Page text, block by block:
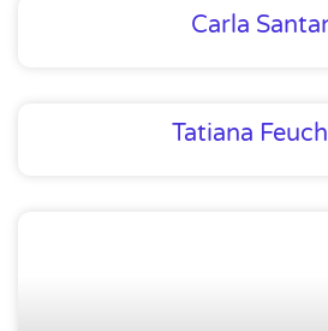
Carla
Tatiana